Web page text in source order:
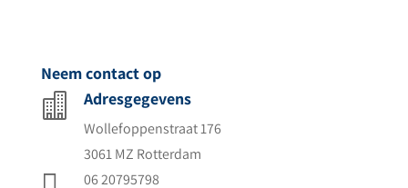
Neem contact op
 Adresgegevens
Wollefoppenstraat 176
3061 MZ Rotterdam
 06 20795798